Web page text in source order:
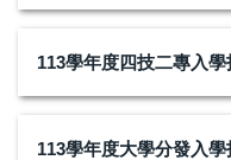
113學年度四技二專入
113學年度大學分發入